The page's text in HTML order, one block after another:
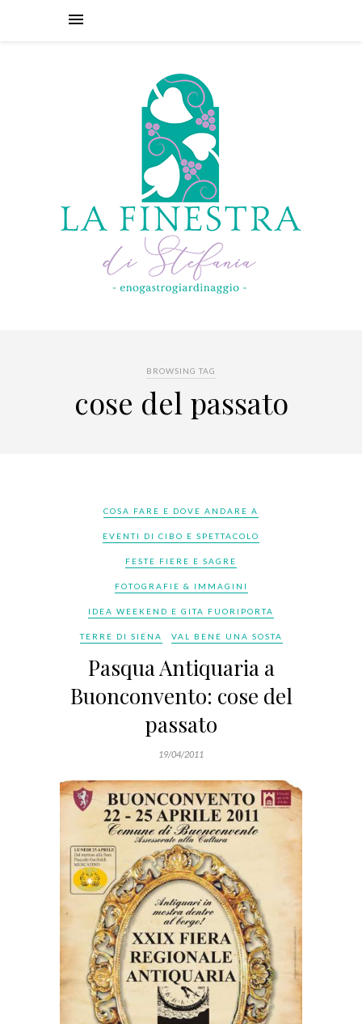
BROWSING TAG
cose del passato
COSA FARE E DOVE ANDARE A
EVENTI DI CIBO E SPETTACOLO
FESTE FIERE E SAGRE
FOTOGRAFIE & IMMAGINI
IDEA WEEKEND E GITA FUORIPORTA
TERRE DI SIENA VAL BENE UNA SOSTA
Pasqua Antiquaria a
Buonconvento: cose del
passato
19/04/2011